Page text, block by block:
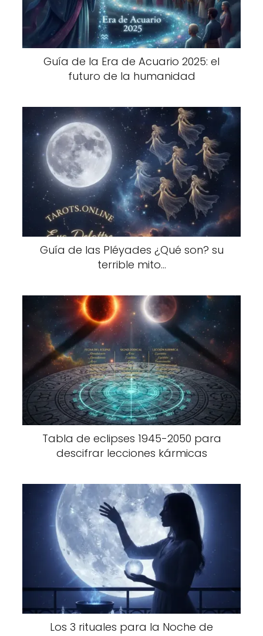
Guía de la Era de Acuario 2025: el
futuro de la humanidad
Guía de las Pléyades ¿Qué son? su
terrible mito...
Tabla de eclipses 1945-2050 para
descifrar lecciones kármicas
Los 3 rituales para la Noche de